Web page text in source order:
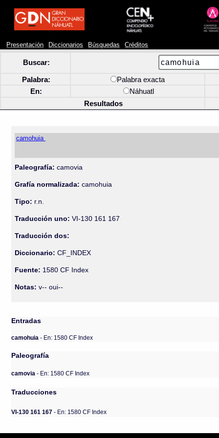
Presentación Diccionarios Búsquedas Créditos
Buscar:
Palabra:
Palabra exacta
En:
Náhuatl
Resultados
camohuia
Paleografía: camovia
Grafía normalizada: camohuia
Tipo: r.n.
Traducción uno: VI-130 161 167
Traducción dos:
Diccionario:CF_INDEX
Fuente: 1580 CF Index
Notas: v-- oui--
Entradas
camohuia- En: 1580 CF Index
Paleografía
camovia - En: 1580 CF Index
Traducciones
VI-130 161 167 - En: 1580 CF Index